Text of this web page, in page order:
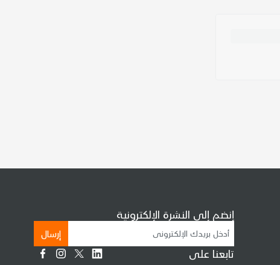
إنضم إلى النشرة الإلكترونية
إرسال
تابعنا على